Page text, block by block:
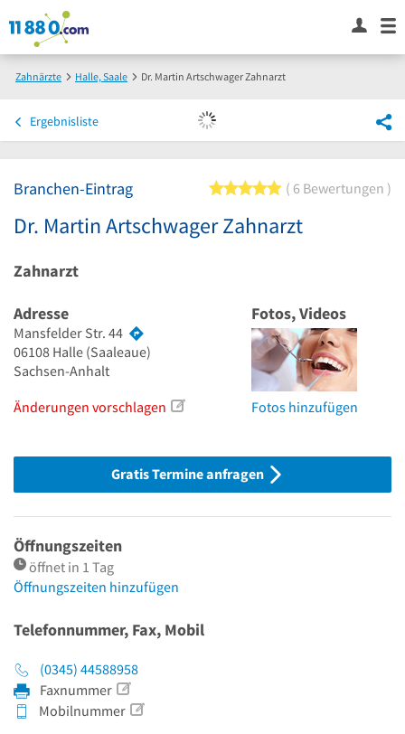
Zahnärzte Halle, Saale Dr. Martin Artschwager Zahnarzt
Ergebnisliste
Branchen-Eintrag 5 von 5 Sternen
6 Bewertungen
Dr. Martin Artschwager Zahnarzt
Zahnarzt
Adresse
Mansfelder Str. 44
06108 Halle (Saaleaue)
Sachsen-Anhalt
Änderungen vorschlagen
Fotos, Videos
Fotos hinzufügen
Gratis Termine anfragen
Öffnungszeiten
öffnet in 1 Tag
Öffnungszeiten hinzufügen
Telefonnummer, Fax, Mobil
(0345) 44588958
Faxnummer
Mobilnummer